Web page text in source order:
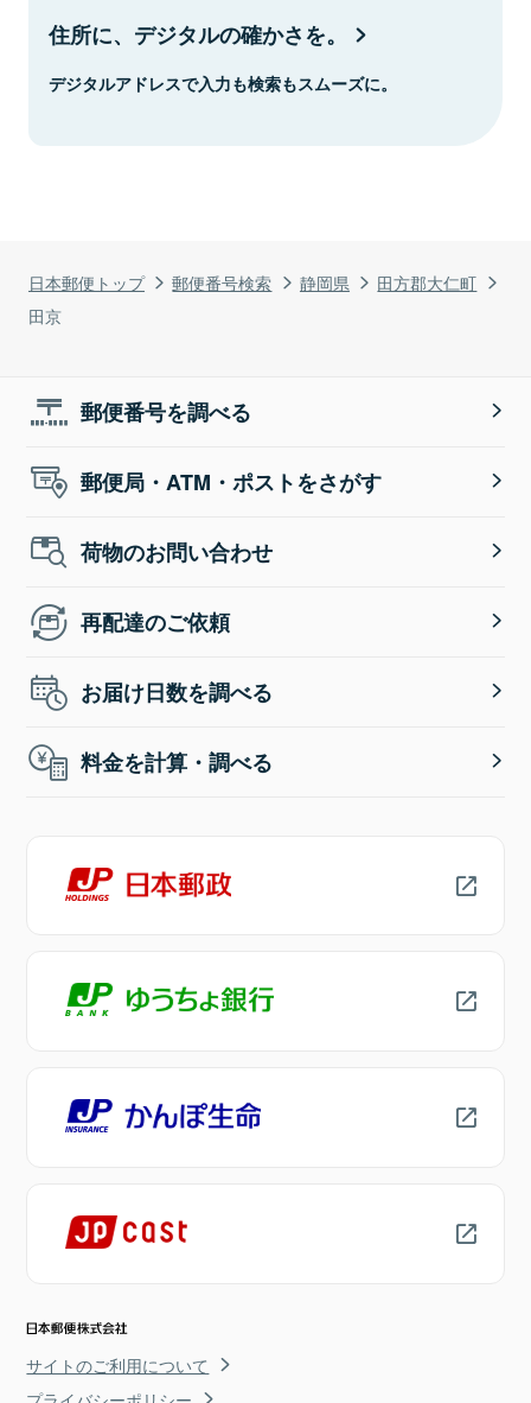
日本郵便トップ 郵便番号検索 静岡県
田方郡大仁町
田京
住所に、デジタルの確かさを。
デジタルアドレスで入力も検索もスムーズに。
郵便番号を調べる
郵便局・ATM・ポストをさがす
荷物のお問い合わせ
再配達のご依頼
お届け日数を調べる
料金を計算・調べる
サイトのご利用について